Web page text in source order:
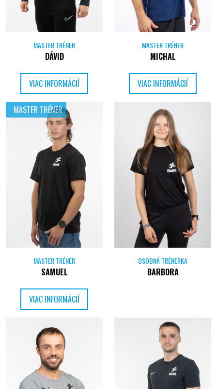
MASTER TRÉNER
DÁVID
VIAC INFORMÁCIÍ
MASTER TRÉNER
MICHAL
VIAC INFORMÁCIÍ
MASTER TRÉNER
MASTER TRÉNER
SAMUEL
VIAC INFORMÁCIÍ
OSOBNÁ TRÉNERKA
BARBORA